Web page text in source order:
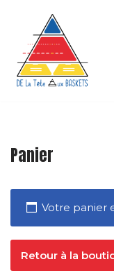
Aller
au
contenu
Panier
Votre panier
Retour à la